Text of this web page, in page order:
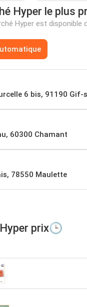
Hyper le plus
Hyper est
6 bis, 91190 Gif-
60300 Chamant
78550 Maulette
prix🕒